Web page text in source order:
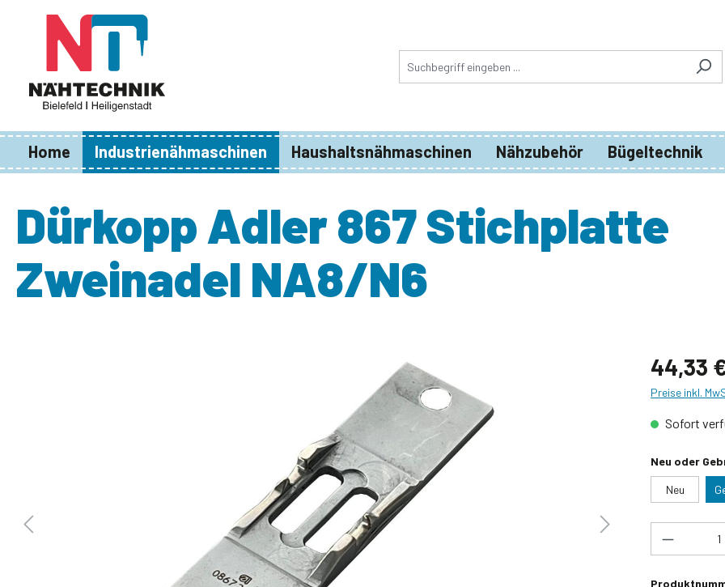
Zur Hauptnavigation springen
Home Industrienähmaschinen Haushaltsnähmaschinen Nähzubehör Bügeltechnik
Dürkopp Adler 867 Stichplatte
Zweinadel NA8/N6
44,33
Preise inkl.
Sofort
Neu oder
Neu